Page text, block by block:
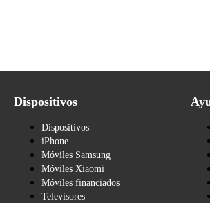
Dispositivos
Dispositivos
iPhone
Móviles Samsung
Móviles Xiaomi
Móviles financiados
Televisores